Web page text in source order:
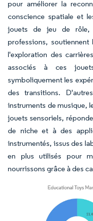
pour améliorer la
conscience spatiale et
jouets de jeu de rôle,
professions,
l'exploration des
associés à ces
symboliquement les
des transitions.
instruments de musique,
jouets sensoriels,
de niche et à des
instrumentés, issus des
en plus utilisés pour
nourrissons grâce à des